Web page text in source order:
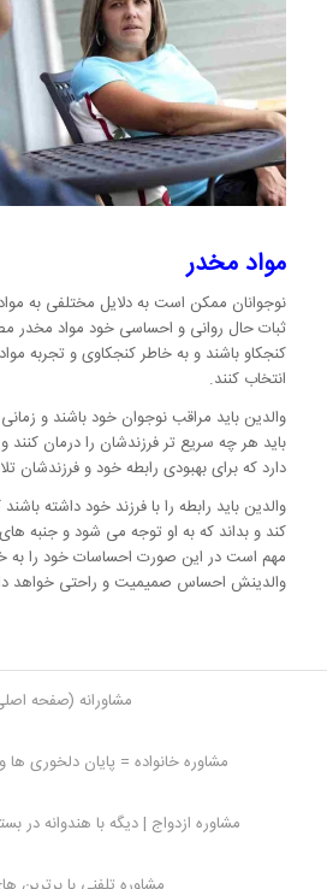
مواد مخدر
نوجوانان ممکن است به دلایل مختلفی به
ثبات حال روانی و احساسی خود مواد مخدر
کنجکاو باشند و به خاطر کنجکاوی و تجربه
انتخاب کنند.
والدین باید مراقب نوجوان خود باشند و
باید هر چه سریع تر فرزندشان را درمان کنند
دارد که برای بهبودی رابطه خود و فرزندشان
والدین باید رابطه را با فرزند خود داشته
کند و بداند که به او توجه می شود و جنبه
مهم است در این صورت احساسات خود را به
والدینش احساس صمیمیت و راحتی خواهد
مشاورانه (صفحه
مشاوره خانواده = پایان دلخوری
مشاوره ازدواج | دیگه با هندوانه در
نوجوانان ممکن است علایق خاصی داشته باشد
ممکن است بسیار عجیب و غریب باشد ولی